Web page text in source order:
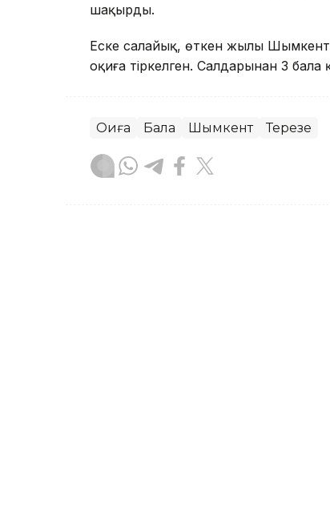
шақырды.
Еске салайық, өткен жылы
оқиға тіркелген. Салдарынан 3 бала
Оқиға Бала Шымкент Терезе